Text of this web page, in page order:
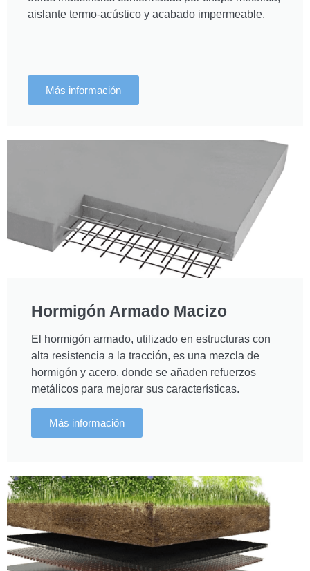
aislante termo-acústico y acabado impermeable.
Más información
Hormigón Armado Macizo
El hormigón armado, utilizado en estructuras con
alta resistencia a la tracción, es una mezcla de
hormigón y acero, donde se añaden refuerzos
metálicos para mejorar sus características.
Más información